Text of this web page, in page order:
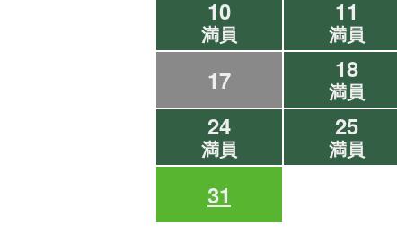
10
満員
11
満員
17 18
満員
24
満員
25
満員
31